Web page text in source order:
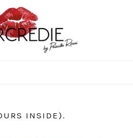
INSIDE).